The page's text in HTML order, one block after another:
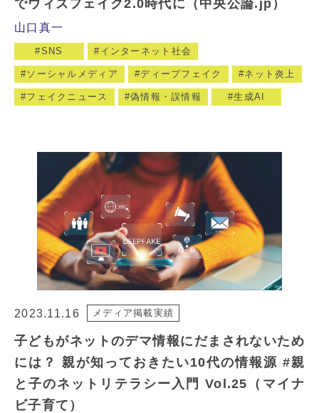
でウィズフェイク2.0時代に（中央公論.jp）
山口真一
SNS インターネット社会
ソーシャルメディア ディープフェイク ネット炎上
フェイクニュース 偽情報・誤情報 生成AI
2023.11.16 メディア掲載実績
子どもがネットのデマ情報にだまされないため
には？ 親が知っておきたい10代の情報源 #親
と子のネットリテラシー入門 Vol.25（マイナ
ビ子育て）